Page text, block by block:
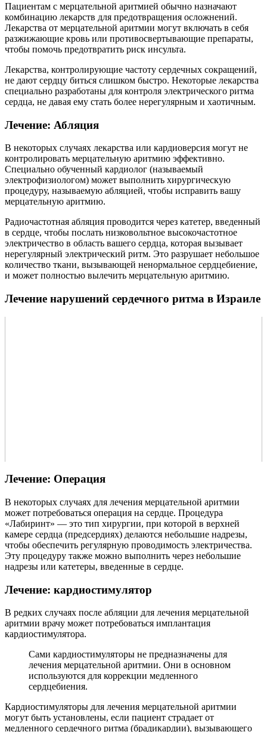
Пациентам с мерцательной аритмией обычно назначают
комбинацию лекарств для предотвращения осложнений.
Лекарства от мерцательной аритмии могут включать в себя
разжижающие кровь или противосвертывающие препараты,
чтобы помочь предотвратить риск инсульта.
Лекарства, контролирующие частоту сердечных сокращений,
не дают сердцу биться слишком быстро. Некоторые лекарства
специально разработаны для контроля электрического ритма
сердца, не давая ему стать более нерегулярным и хаотичным.
Лечение: Абляция
В некоторых случаях лекарства или кардиоверсия могут не
контролировать мерцательную аритмию эффективно.
Специально обученный кардиолог (называемый
электрофизиологом) может выполнить хирургическую
процедуру, называемую абляцией, чтобы исправить вашу
мерцательную аритмию.
Радиочастотная абляция проводится через катетер, введенный
в сердце, чтобы послать низковольтное высокочастотное
электричество в область вашего сердца, которая вызывает
нерегулярный электрический ритм. Это разрушает небольшое
количество ткани, вызывающей ненормальное сердцебиение,
и может полностью вылечить мерцательную аритмию.
Лечение нарушений сердечного ритма в Израиле
Лечение: Операция
В некоторых случаях для лечения мерцательной аритмии
может потребоваться операция на сердце. Процедура
«Лабиринт» — это тип хирургии, при которой в верхней
камере сердца (предсердиях) делаются небольшие надрезы,
чтобы обеспечить регулярную проводимость электричества.
Эту процедуру также можно выполнить через небольшие
надрезы или катетеры, введенные в сердце.
Лечение: кардиостимулятор
В редких случаях после абляции для лечения мерцательной
аритмии врачу может потребоваться имплантация
кардиостимулятора.
Сами кардиостимуляторы не предназначены для
лечения мерцательной аритмии. Они в основном
используются для коррекции медленного
сердцебиения.
Кардиостимуляторы для лечения мерцательной аритмии
могут быть установлены, если пациент страдает от
медленного сердечного ритма (брадикардии), вызывающего